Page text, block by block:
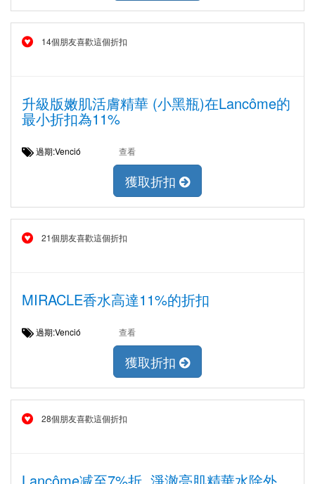
14個朋友喜歡這個折扣
升級版嫩肌活膚精華 (小黑瓶)在Lancôme的
最小折扣為11%
過期:Venció 查看
獲取折扣
21個朋友喜歡這個折扣
MIRACLE香水高達11%的折扣
過期:Venció 查看
獲取折扣
28個朋友喜歡這個折扣